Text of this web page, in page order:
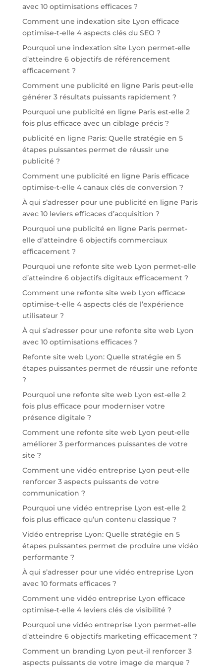
avec 10 optimisations efficaces ?
Comment une indexation site Lyon efficace
optimise-t-elle 4 aspects clés du SEO ?
Pourquoi une indexation site Lyon permet-elle
d’atteindre 6 objectifs de référencement
efficacement ?
Comment une publicité en ligne Paris peut-elle
générer 3 résultats puissants rapidement ?
Pourquoi une publicité en ligne Paris est-elle 2
fois plus efficace avec un ciblage précis ?
publicité en ligne Paris: Quelle stratégie en 5
étapes puissantes permet de réussir une
publicité ?
Comment une publicité en ligne Paris efficace
optimise-t-elle 4 canaux clés de conversion ?
À qui s’adresser pour une publicité en ligne Paris
avec 10 leviers efficaces d’acquisition ?
Pourquoi une publicité en ligne Paris permet-
elle d’atteindre 6 objectifs commerciaux
efficacement ?
Pourquoi une refonte site web Lyon permet-elle
d’atteindre 6 objectifs digitaux efficacement ?
Comment une refonte site web Lyon efficace
optimise-t-elle 4 aspects clés de l’expérience
utilisateur ?
À qui s’adresser pour une refonte site web Lyon
avec 10 optimisations efficaces ?
Refonte site web Lyon: Quelle stratégie en 5
étapes puissantes permet de réussir une refonte
?
Pourquoi une refonte site web Lyon est-elle 2
fois plus efficace pour moderniser votre
présence digitale ?
Comment une refonte site web Lyon peut-elle
améliorer 3 performances puissantes de votre
site ?
Comment une vidéo entreprise Lyon peut-elle
renforcer 3 aspects puissants de votre
communication ?
Pourquoi une vidéo entreprise Lyon est-elle 2
fois plus efficace qu’un contenu classique ?
Vidéo entreprise Lyon: Quelle stratégie en 5
étapes puissantes permet de produire une vidéo
performante ?
À qui s’adresser pour une vidéo entreprise Lyon
avec 10 formats efficaces ?
Comment une vidéo entreprise Lyon efficace
optimise-t-elle 4 leviers clés de visibilité ?
Pourquoi une vidéo entreprise Lyon permet-elle
d’atteindre 6 objectifs marketing efficacement ?
Comment un branding Lyon peut-il renforcer 3
aspects puissants de votre image de marque ?